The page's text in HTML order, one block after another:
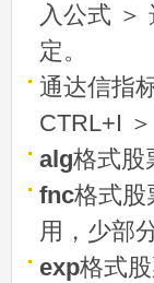
入公式 ＞
定。
通达信指
CTRL+I
alg格式股
fnc格式股
用，少部
exp格式